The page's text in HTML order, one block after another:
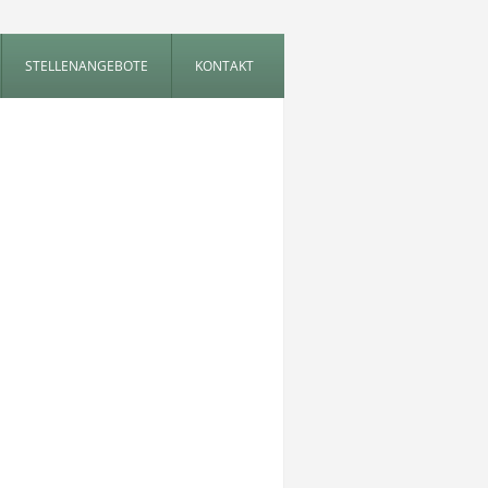
STELLENANGEBOTE KONTAKT